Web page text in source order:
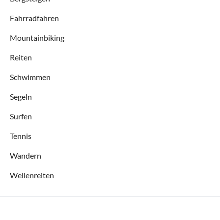
Fahrradfahren
Mountainbiking
Reiten
Schwimmen
Segeln
Surfen
Tennis
Wandern
Wellenreiten